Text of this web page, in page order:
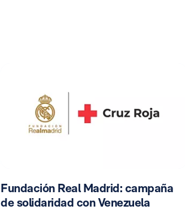
Fundación Real Madrid: campaña
de solidaridad con Venezuela